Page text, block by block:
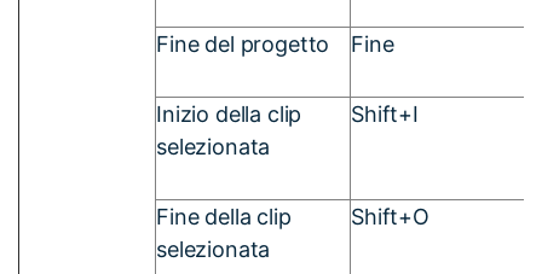
Fine del progetto Fine
Inizio della clip
selezionata
Shift+I
Fine della clip
selezionata
Shift+O